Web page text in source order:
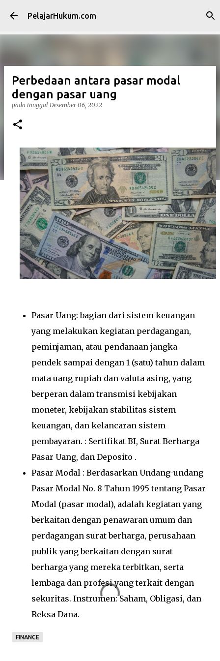
PelajarHukum.com
Perbedaan antara pasar modal
dengan pasar uang
pada tanggal Desember 06, 2022
Pasar Uang: bagian dari sistem keuangan
yang melakukan kegiatan perdagangan,
peminjaman, atau pendanaan jangka
pendek sampai dengan 1 (satu) tahun dalam
mata uang rupiah dan valuta asing, yang
berperan dalam transmisi kebijakan
moneter, kebijakan stabilitas sistem
keuangan, dan kelancaran sistem
pembayaran. : Sertifikat BI, Surat Berharga
Pasar Uang, dan Deposito .
Pasar Modal : Berdasarkan Undang-undang
Pasar Modal No. 8 Tahun 1995 tentang Pasar
Modal (pasar modal), adalah kegiatan yang
berkaitan dengan penawaran umum dan
perdagangan surat berharga, perusahaan
publik yang berkaitan dengan surat
berharga yang mereka terbitkan, serta
lembaga dan profesi yang terkait dengan
sekuritas. Instrumen: Saham, Obligasi, dan
Reksa Dana.
FINANCE